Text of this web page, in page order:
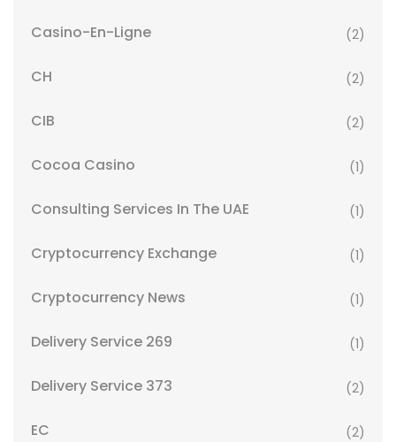
Casino-En-Ligne (2)
CH (2)
CIB (2)
Cocoa Casino (1)
Consulting Services In The UAE (1)
Cryptocurrency Exchange (1)
Cryptocurrency News (1)
Delivery Service 269 (1)
Delivery Service 373 (2)
EC (2)